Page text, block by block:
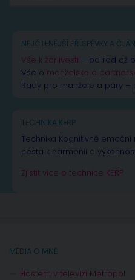
NEJČTENĚJŠÍ PŘÍSPĚVKY A
Vše k žárlivosti – od rad až
Vše o manželské a
Rady pro manžele a páry –
TECHNIKA KERP
Technika Kognitivně
cesta k harmonii a
Zjistit více o technice KERP
MÉDIA O MNĚ
Hostem v televizi Metropol